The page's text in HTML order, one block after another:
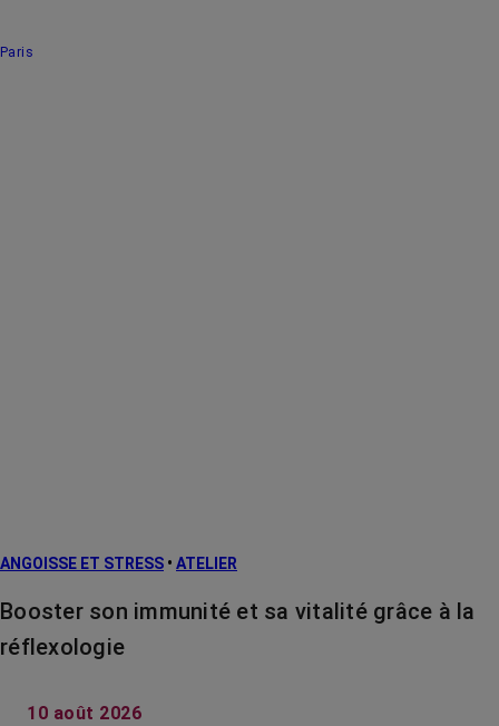
Paris
ANGOISSE ET STRESS • ATELIER
Booster son immunité et sa vitalité grâce à la
réflexologie
10 août 2026